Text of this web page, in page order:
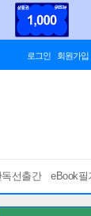
로그인 회원가입
독선출간 eBook필